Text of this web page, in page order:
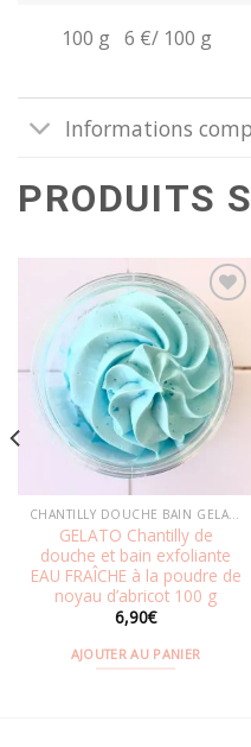
100 g 6 €/ 100 g
Informations
PRODUITS
Ajouter
à la
wishlist
CHANTILLY DOUCHE BAIN GELATO
GELATO Chantilly de
douche et bain exfoliante
EAU FRAÎCHE à la poudre de
noyau d’abricot 100 g
6,90€
AJOUTER AU PANIER